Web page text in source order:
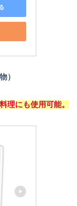
）
理にも使用可能。